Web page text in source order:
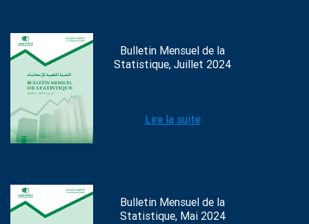
Bulletin Mensuel de la
Statistique, Juillet 2024
Lire la suite
Bulletin Mensuel de la
Statistique, Mai 2024